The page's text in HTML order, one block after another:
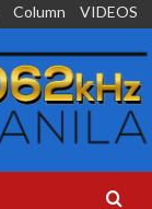
Column VIDEOS